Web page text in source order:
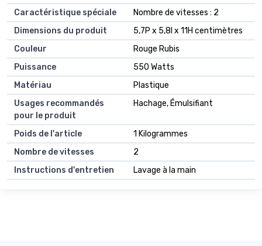
Caractéristique spéciale
Nombre de vitesses : 2
Dimensions du produit
5,7P x 5,8l x 11H centimètres
Couleur
Rouge Rubis
Puissance
550 Watts
Matériau
Plastique
Usages recommandés
pour le produit
Hachage, Émulsifiant
Poids de l'article
1 Kilogrammes
Nombre de vitesses
2
Instructions d'entretien
Lavage à la main